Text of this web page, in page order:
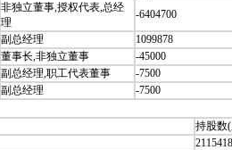
非独立董事,授权代表,总经
理
-6404700
副总经理
1099878
董事长,非独立董事
-45000
副总经理,职工代表董事
-7500
副总经理 -7500
持股数
2115418